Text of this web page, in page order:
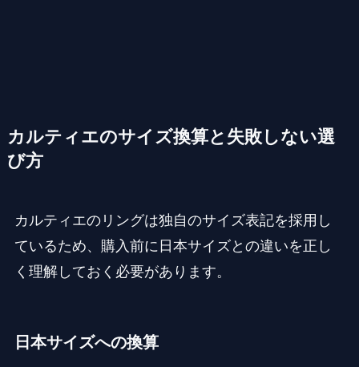
カルティエのサイズ換算と失敗しない選
び方
カルティエのリングは独自のサイズ表記を採用し
ているため、購入前に日本サイズとの違いを正し
く理解しておく必要があります。
日本サイズへの換算